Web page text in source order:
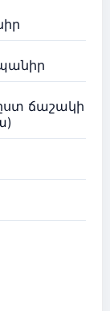
ճաշակի